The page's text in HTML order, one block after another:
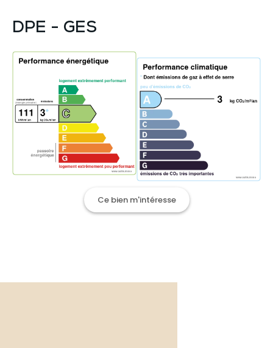
DPE - GES
Ce bien m'intéresse